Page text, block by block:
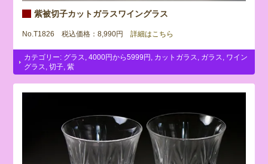
紫被切子カットガラスワイングラス
No.T1826 税込価格：8,990円 詳細はこちら
カテゴリー: グラス ,4000円から5999円 カットガラス ガラス
ワイン
グラス
,切子 ,紫